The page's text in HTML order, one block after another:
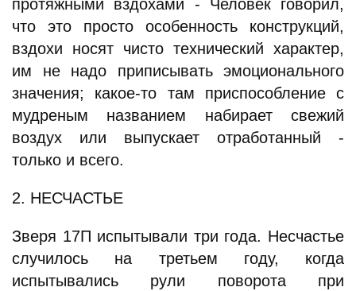
протяжными вздохами - Человек говорил,
что это просто особенность конструкций,
вздохи носят чисто технический характер,
им не надо приписывать эмоционального
значения; какое-то там приспособление с
мудреным названием набирает свежий
воздух или выпускает отработанный -
только и всего.
2. НЕСЧАСТЬЕ
Зверя 17П испытывали три года. Несчастье
случилось на третьем году, когда
испытывались рули поворота при